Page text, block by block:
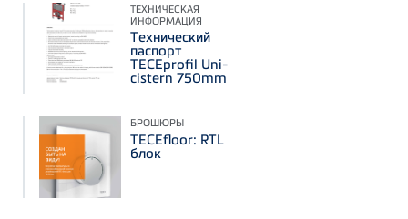
ТЕХНИЧЕСКАЯ
ИНФОРМАЦИЯ
Технический
паспорт
TECEprofil Uni-
cistern 750mm
БРОШЮРЫ
TECEfloor: RTL
блок